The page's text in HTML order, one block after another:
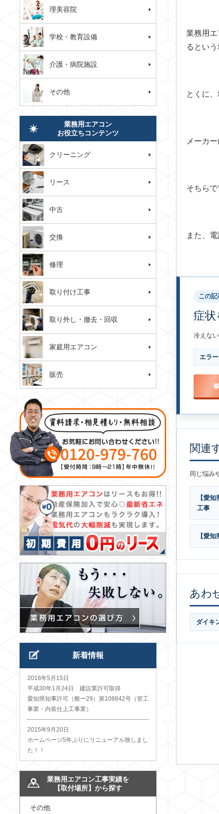
業務用
るとい
とくに
メーカ
そちら
また、
この
症
冷えな
エラ
関連
同じ悩み
【愛
工事
【愛
あわ
ダイキ
理美容院
学校・教育設備
介護・病院施設
その他
業務用エアコン
お役立ちコンテンツ
クリーニング
リース
中古
交換
修理
取り付け工事
取り外し・撤去・回収
家庭用エアコン
販売
新着情報
2018年5月15日
平成30年1月24日 建設業許可取得
愛知県知事許可（般ー29）第108842号（管工
事業・内装仕上工事業）
2015年9月20日
ホームページ5年ぶりにリニューアル致しまし
た！！
業務用エアコン工事実績を
【取付場所】から探す
その他